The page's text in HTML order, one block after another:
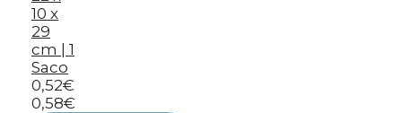
10 x
29
cm | 1
Saco
0,52€
0,58€